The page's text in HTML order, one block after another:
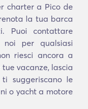
charter a Pico de
la tua barca
Puoi contattare
per qualsiasi
riesci ancora a
vacanze, lascia
suggeriscano le
o yacht a motore